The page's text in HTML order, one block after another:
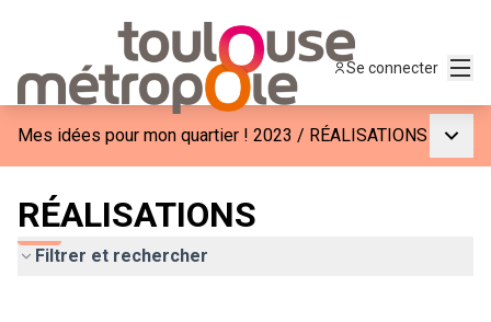
Se connecter
Mes idées pour mon quartier ! 2023 / RÉALISATIONS
RÉALISATIONS
Filtrer et rechercher